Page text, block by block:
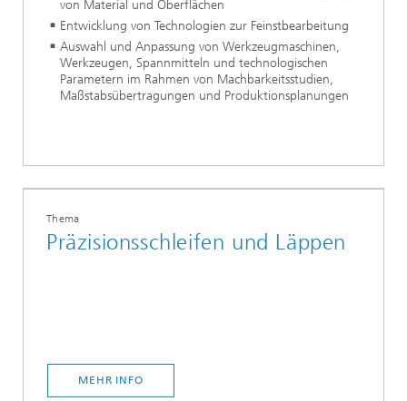
von Material und Oberflächen
Entwicklung von Technologien zur Feinstbearbeitung
Auswahl und Anpassung von Werkzeugmaschinen,
Werkzeugen, Spannmitteln und technologischen
Parametern im Rahmen von Machbarkeitsstudien,
Maßstabsübertragungen und Produktionsplanungen
Thema
Präzisionsschleifen und Läppen
MEHR INFO